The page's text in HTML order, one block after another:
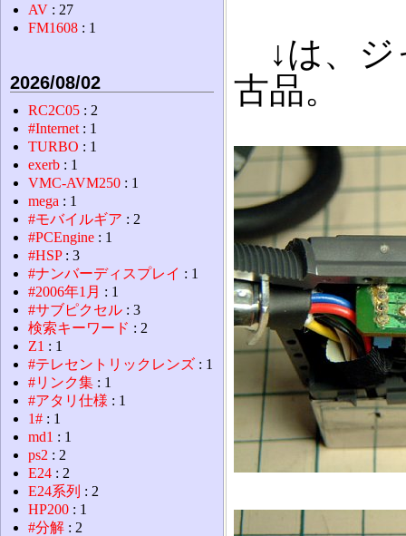
↓は、ジ
古品。
AV : 27
FM1608 : 1
2026/08/02
RC2C05 : 2
#Internet : 1
TURBO : 1
exerb : 1
VMC-AVM250 : 1
mega : 1
#モバイルギア : 2
#PCEngine : 1
#HSP: 3
#ナンバーディスプレイ : 1
#2006年1月 : 1
#サブピクセル : 3
検索キーワード : 2
Z1 : 1
#テレセントリックレンズ : 1
#リンク集 : 1
#アタリ仕様 : 1
1# : 1
md1 : 1
ps2 : 2
E24 : 2
E24系列 : 2
HP200 : 1
#分解 : 2